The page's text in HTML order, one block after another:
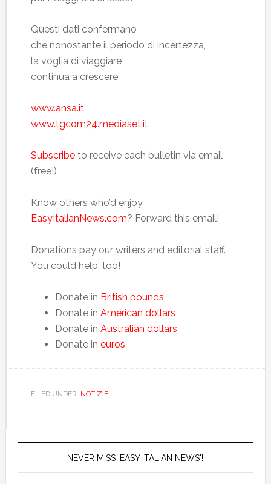
Questi dati confermano
che nonostante il periodo di incertezza,
la voglia di viaggiare
continua a crescere.
www.ansa.it
www.tgcom24.mediaset.it
Subscribeto receive each bulletin via email
(free!)
Know others who’d enjoy
EasyItalianNews.com? Forward this email!
Donations pay our writers and editorial staff.
You could help, too!
Donate in British pounds
Donate in American dollars
Donate in Australian dollars
Donate in euros
FILED UNDER: NOTIZIE
NEVER MISS 'EASY ITALIAN NEWS'!